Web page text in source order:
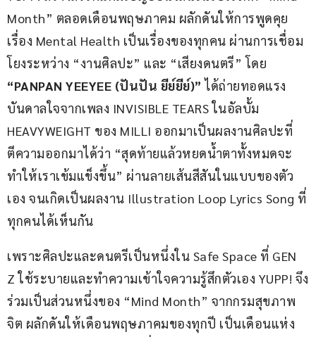
Month” ตลอดเดือนพฤษภาคม ผลักดันให้การพูดคุย
เรื่อง Mental Health เป็นเรื่องของทุกคน ผ่านการเชื่อม
โยงระหว่าง “งานศิลปะ” และ “เสียงดนตรี” โดย
“PANPAN YEEYEE (ปันปัน ยีย์ยีย์)” ได้ถ่ายทอดแรง
บันดาลใจจากเพลง INVISIBLE TEARS ในอัลบั้ม
HEAVYWEIGHT ของ MILLI ออกมาเป็นผลงานศิลปะที่
ตีความออกมาได้ว่า “สุดท้ายแล้วหยดน้ำตาทั้งหมดจะ
ทำให้เราเข้มแข็งขึ้น” ผ่านลายเส้นสีสันในแบบของตัว
เอง จนเกิดเป็นผลงาน Illustration Loop Lyrics Song ที่
ทุกคนได้เห็นกัน
เพราะศิลปะและดนตรีเป็นหนึ่งใน Safe Space ที่ GEN
Z ใช้ระบายและทำความเข้าใจความรู้สึกตัวเอง YUPP! จึง
ร่วมเป็นส่วนหนึ่งของ “Mind Month” จากกรมสุขภาพ
จิต ผลักดันให้เดือนพฤษภาคมของทุกปี เป็นเดือนแห่ง